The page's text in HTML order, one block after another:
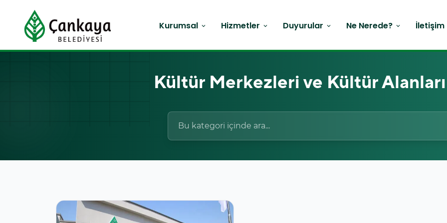
Kurumsal expand_more Hizmetler expand_more Duyurular expand_more Ne Nerede? expand_more İletişim
Kültür Merkezleri ve Kültür Alanları